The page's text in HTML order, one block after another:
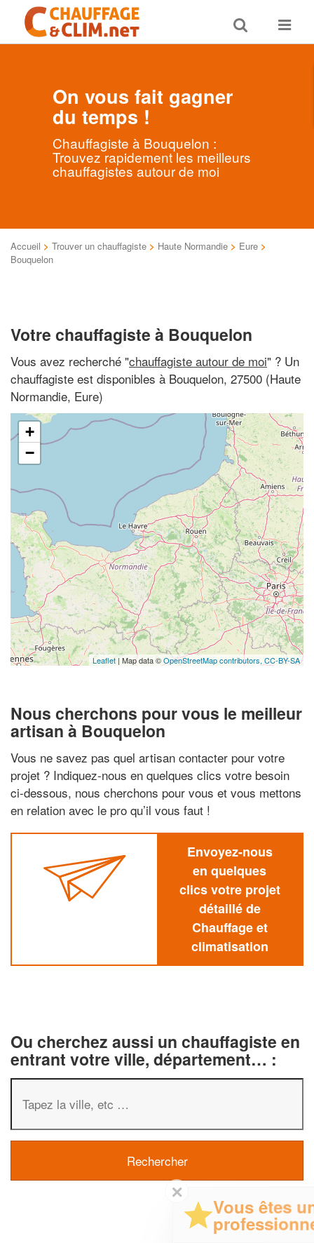
Toggle
search
Toggle
On vous fait gagner
du temps !
Chauffagiste à Bouquelon :
Trouvez rapidement les meilleurs
chauffagistes autour de moi
Accueil > Trouver un chauffagiste > Haute Normandie > Eure >
Bouquelon
Votre chauffagiste à Bouquelon
Vous avez recherché "chauffagiste autour de moi" ? Un
chauffagiste est disponibles à Bouquelon, 27500 (Haute
Normandie, Eure)
+
−
Leaflet | Map data ©OpenStreetMap contributors, CC-BY-SA
Nous cherchons pour vous le meilleur
artisan à Bouquelon
Vous ne savez pas quel artisan contacter pour votre
projet ? Indiquez-nous en quelques clics votre besoin
ci-dessous, nous cherchons pour vous et vous mettons
en relation avec le pro qu’il vous faut !
Envoyez-nous
en quelques
clics votre projet
détaillé de
Chauffage et
climatisation
Ou cherchez aussi un chauffagiste en
entrant votre ville, département… :
Vous êtes un
professionnel ?